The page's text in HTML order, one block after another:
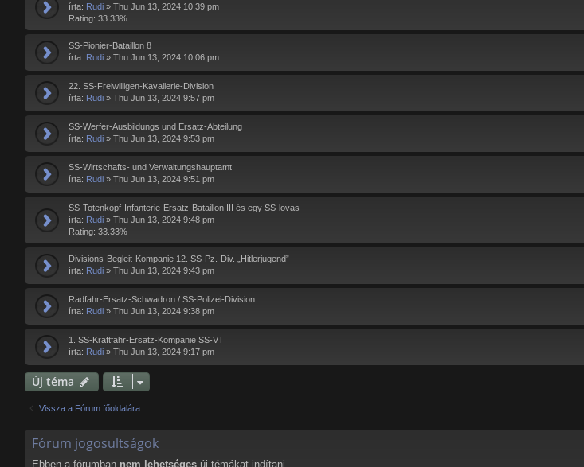
írta: Rudi » Thu Jun 13, 2024 10:39 pm
Rating: 33.33%
SS-Pionier-Bataillon 8
írta: Rudi » Thu Jun 13, 2024 10:06 pm
22. SS-Freiwilligen-Kavallerie-Division
írta: Rudi » Thu Jun 13, 2024 9:57 pm
SS-Werfer-Ausbildungs und Ersatz-Abteilung
írta: Rudi » Thu Jun 13, 2024 9:53 pm
SS-Wirtschafts- und Verwaltungshauptamt
írta: Rudi » Thu Jun 13, 2024 9:51 pm
SS-Totenkopf-Infanterie-Ersatz-Bataillon III és egy SS-lovas
írta: Rudi » Thu Jun 13, 2024 9:48 pm
Rating: 33.33%
Divisions-Begleit-Kompanie 12. SS-Pz.-Div. „Hitlerjugend”
írta: Rudi » Thu Jun 13, 2024 9:43 pm
Radfahr-Ersatz-Schwadron / SS-Polizei-Division
írta: Rudi » Thu Jun 13, 2024 9:38 pm
1. SS-Kraftfahr-Ersatz-Kompanie SS-VT
írta: Rudi » Thu Jun 13, 2024 9:17 pm
Új téma
Vissza a Fórum főoldalára
Fórum jogosultságok
Ebben a fórumban nem lehetséges új témákat indítani